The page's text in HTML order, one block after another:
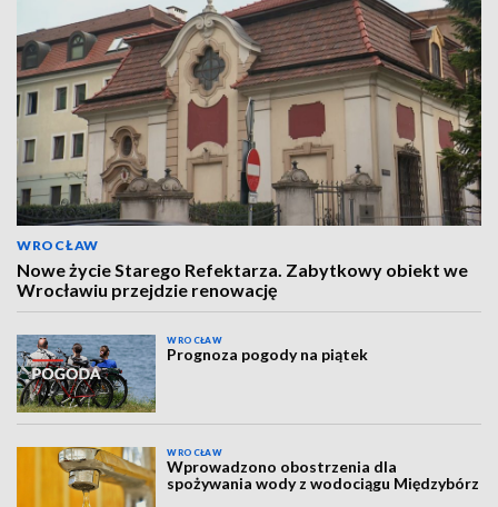
WROCŁAW
Nowe życie Starego Refektarza. Zabytkowy obiekt we
Wrocławiu przejdzie renowację
WROCŁAW
Prognoza pogody na piątek
WROCŁAW
Wprowadzono obostrzenia dla
spożywania wody z wodociągu Międzybórz